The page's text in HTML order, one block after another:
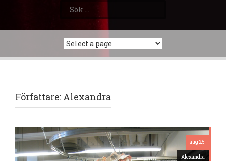
efter:
Författare: Alexandra
aug 25
Alexandra